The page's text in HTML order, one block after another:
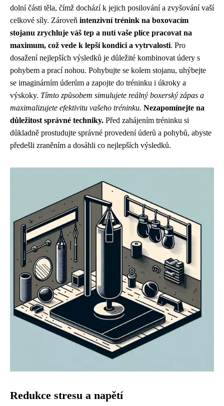
dolní části těla, čímž dochází k jejich posilování a zvyšování vaší
celkové síly. Zároveň intenzivní trénink na boxovacím
stojanu zrychluje váš tep a nutí vaše plíce pracovat na
maximum, což vede k lepší kondici a vytrvalosti. Pro
dosažení nejlepších výsledků je důležité kombinovat údery s
pohybem a prací nohou. Pohybujte se kolem stojanu, uhýbejte
se imaginárním úderům a zapojte do tréninku i úkroky a
výskoky. Tímto způsobem simulujete reálný boxerský zápas a
maximalizujete efektivitu vašeho tréninku. Nezapomínejte na
důležitost správné techniky. Před zahájením tréninku si
důkladně prostudujte správné provedení úderů a pohybů, abyste
předešli zraněním a dosáhli co nejlepších výsledků.
Redukce stresu a napětí